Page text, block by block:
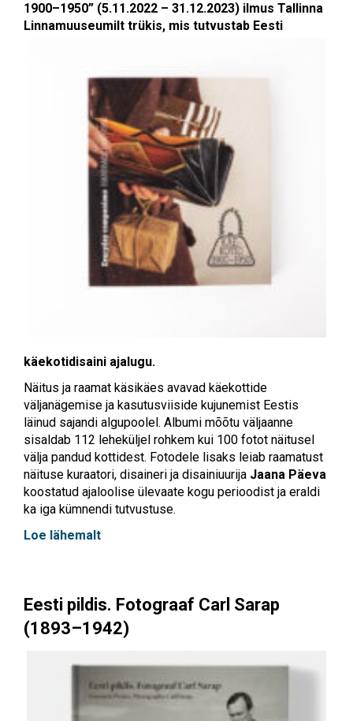
1900–1950” (5.11.2022 – 31.12.2023) ilmus Tallinna
Linnamuuseumilt trükis, mis tutvustab Eesti
käekotidisaini ajalugu.
Näitus ja raamat käsikäes avavad käekottide
väljanägemise ja kasutusviiside kujunemist Eestis
läinud sajandi algupoolel. Albumi mõõtu väljaanne
sisaldab 112 leheküljel rohkem kui 100 fotot näitusel
välja pandud kottidest. Fotodele lisaks leiab raamatust
näituse kuraatori, disaineri ja disainiuurija Jaana Päeva
koostatud ajaloolise ülevaate kogu perioodist ja eraldi
ka iga kümnendi tutvustuse.
Loe lähemalt
Eesti pildis. Fotograaf Carl Sarap
(1893–1942)